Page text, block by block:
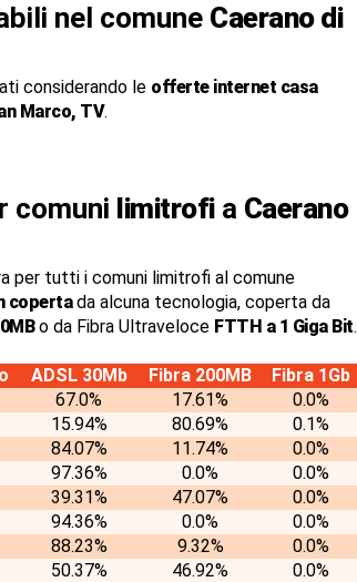
nel comune Caerano di
considerando le offerte internet casa
Marco, TV.
comuni limitrofia Caerano
per tutti i comuni limitrofi al comune
copertada alcuna tecnologia, coperta da
o da Fibra Ultraveloce FTTH a 1 Giga Bit.
ADSL 30Mb Fibra 200MB
Fibra 1Gb
67.0% 17.61%
0.0%
15.94% 80.69%
0.1%
84.07% 11.74%
0.0%
97.36% 0.0%
0.0%
39.31% 47.07%
0.0%
94.36% 0.0%
0.0%
88.23% 9.32%
0.0%
50.37% 46.92%
0.0%